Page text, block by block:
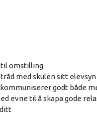
til omstilling
med skulen sitt elevsyn
godt både
evne til å skapa gode